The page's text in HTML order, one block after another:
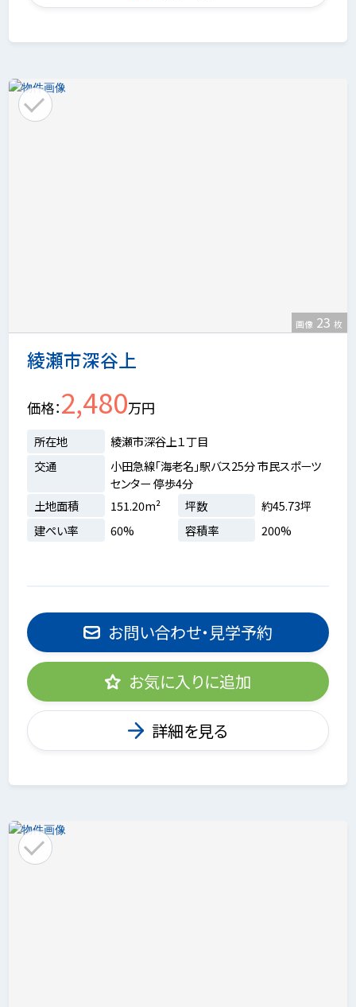
綾瀬市深谷上
画像 23 枚
価格 2,480万円
所在地
綾瀬市深谷上１丁目
交通
小田急線「海老名」駅バス25分 市民スポーツ
センター 停歩4分
土地面積
151.20m² 坪数
約45.73坪
建ぺい率
60% 容積率 200%
お問い合わせ・見学予約
お気に入りに追加
詳細を見る